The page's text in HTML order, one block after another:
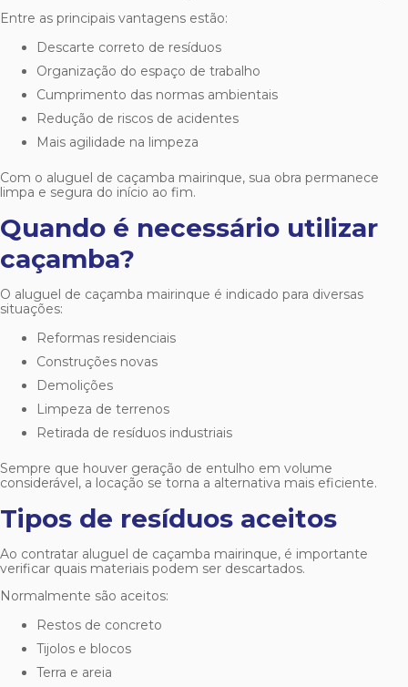
Entre as principais vantagens estão:
Descarte correto de resíduos
Organização do espaço de trabalho
Cumprimento das normas ambientais
Redução de riscos de acidentes
Mais agilidade na limpeza
Com o aluguel de caçamba mairinque, sua obra permanece
limpa e segura do início ao fim.
Quando é necessário utilizar
caçamba?
O aluguel de caçamba mairinque é indicado para diversas
situações:
Reformas residenciais
Construções novas
Demolições
Limpeza de terrenos
Retirada de resíduos industriais
Sempre que houver geração de entulho em volume
considerável, a locação se torna a alternativa mais eficiente.
Tipos de resíduos aceitos
Ao contratar aluguel de caçamba mairinque, é importante
verificar quais materiais podem ser descartados.
Normalmente são aceitos:
Restos de concreto
Tijolos e blocos
Terra e areia